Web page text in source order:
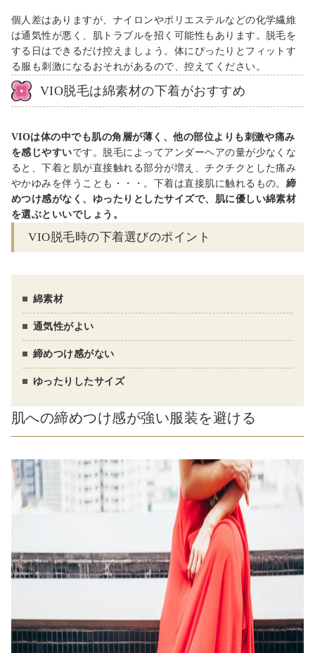
個人差はありますが、ナイロンやポリエステルなどの化学繊維
は通気性が悪く、肌トラブルを招く可能性もあります。脱毛を
する日はできるだけ控えましょう。体にぴったりとフィットす
る服も刺激になるおそれがあるので、控えてください。
VIO脱毛は綿素材の下着がおすすめ
VIOは体の中でも肌の角層が薄く、他の部位よりも刺激や痛み
を感じやすいです。脱毛によってアンダーヘアの量が少なくな
ると、下着と肌が直接触れる部分が増え、チクチクとした痛み
やかゆみを伴うことも・・・。下着は直接肌に触れるもの。 締
めつけ感がなく、ゆったりとしたサイズで、肌に優しい綿素材
を選ぶといいでしょう。
VIO脱毛時の下着選びのポイント
綿素材
通気性がよい
締めつけ感がない
ゆったりしたサイズ
肌への締めつけ感が強い服装を避ける